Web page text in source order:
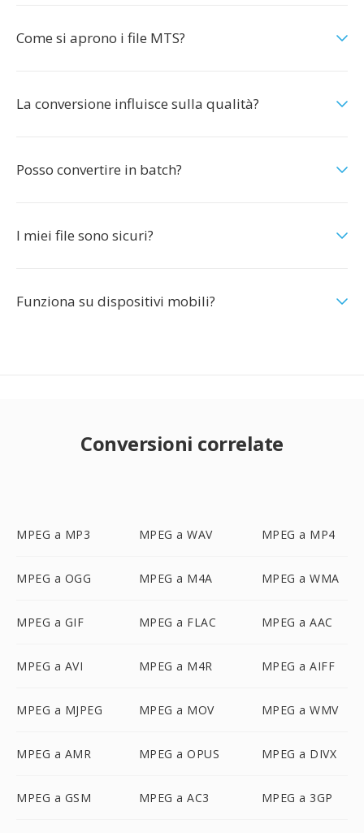
Come si aprono i file MTS?
La conversione influisce sulla qualità?
Posso convertire in batch?
I miei file sono sicuri?
Funziona su dispositivi mobili?
Conversioni correlate
MPEG a MP3 MPEG a WAV MPEG a MP4
MPEG a OGG MPEG a M4A MPEG a WMA
MPEG a GIF MPEG a FLAC MPEG a AAC
MPEG a AVI MPEG a M4R MPEG a AIFF
MPEG a MJPEG MPEG a MOV MPEG a WMV
MPEG a AMR MPEG a OPUS MPEG a DIVX
MPEG a GSM MPEG a AC3 MPEG a 3GP